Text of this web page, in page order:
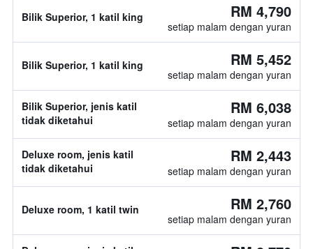
Bilik Superior, 1 katil king RM 4,790
setiap malam dengan yuran
Bilik Superior, 1 katil king RM 5,452
setiap malam dengan yuran
Bilik Superior, jenis katil
tidak diketahui
RM 6,038
setiap malam dengan yuran
Deluxe room, jenis katil
tidak diketahui
RM 2,443
setiap malam dengan yuran
Deluxe room, 1 katil twin RM 2,760
setiap malam dengan yuran